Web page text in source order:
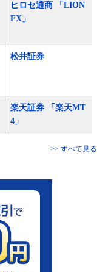
ヒロセ通商 「LION
FX」
松井証券
楽天証券 「楽天MT
4」
>> すべて見る